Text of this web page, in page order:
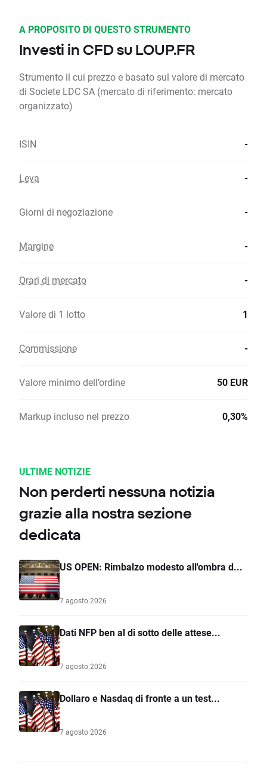
A PROPOSITO DI QUESTO STRUMENTO
Investi in CFD su LOUP.FR
Strumento il cui prezzo e basato sul valore di mercato
di Societe LDC SA (mercato di riferimento: mercato
organizzato)
ISIN -
Leva -
Giorni di negoziazione -
Margine -
Orari di mercato -
Valore di 1 lotto 1
Commissione -
Valore minimo dell’ordine 50 EUR
Markup incluso nel prezzo 0,30%
ULTIME NOTIZIE
Non perderti nessuna notizia
grazie alla nostra sezione
dedicata
US OPEN: Rimbalzo modesto all'ombra d...
7 agosto 2026
Dati NFP ben al di sotto delle attese...
7 agosto 2026
Dollaro e Nasdaq di fronte a un test...
7 agosto 2026